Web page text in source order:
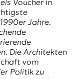
Voucher in
Jahre.
Die Architekten
vom
Politik zu